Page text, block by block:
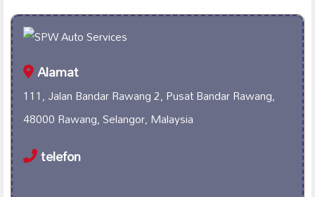
Alamat
111, Jalan Bandar Rawang 2, Pusat Bandar Rawang,
48000 Rawang, Selangor, Malaysia
telefon